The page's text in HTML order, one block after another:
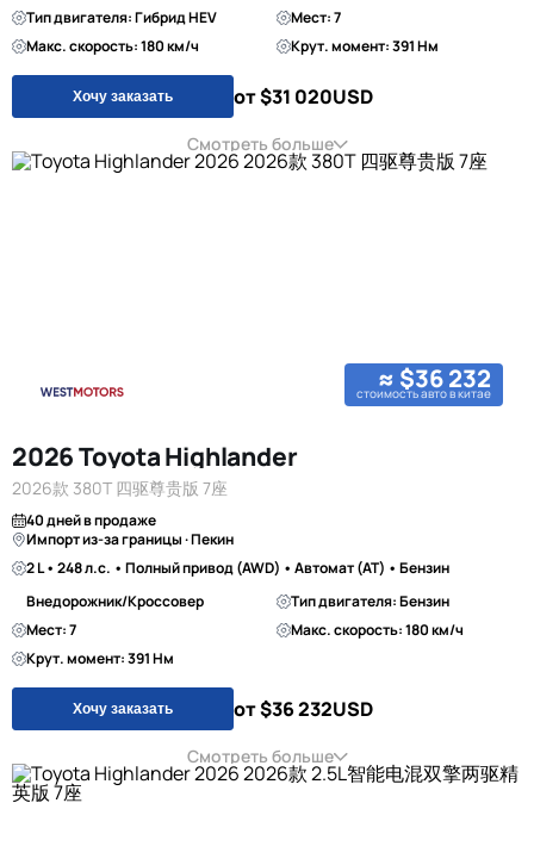
Тип двигателя: Гибрид HEV
Мест: 7
Макс. скорость: 180 км/ч
Крут. момент: 391 Нм
Хочу заказать от $31 020USD
Смотреть больше
≈ $36 232
стоимость авто в китае
2026 Toyota Highlander
2026款 380T 四驱尊贵版 7座
40 дней в продаже
Импорт из-за границы · Пекин
2 L • 248 л.с. • Полный привод (AWD) • Автомат (AT) • Бензин
Внедорожник/Кроссовер
Тип двигателя: Бензин
Мест: 7
Макс. скорость: 180 км/ч
Крут. момент: 391 Нм
Хочу заказать от $36 232USD
Смотреть больше